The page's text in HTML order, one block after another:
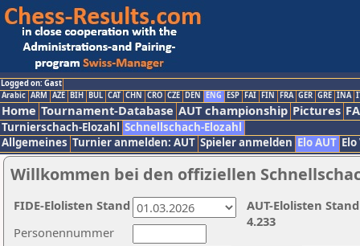
Logged on: Gast
Arabic ARM AZE BIH BUL CAT CHN CRO CZE DEN ENG ESP FAI FIN FRA GER GRE INA
Home Tournament-Database AUT championship Pictures
Turnierschach-Elozahl Schnellschach-Elozahl
Allgemeines Turnier anmelden: AUT Spieler anmelden Elo AUT
Willkommen bei den offiziellen
Personennummer
AUT-Elolisten
4.233
FIDE-Elolisten Stand